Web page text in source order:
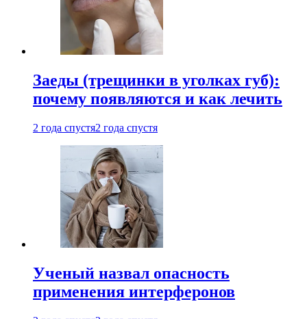
Заеды (трещинки в уголках губ):
почему появляются и как лечить
2 года спустя2 года спустя
Ученый назвал опасность
применения интерферонов